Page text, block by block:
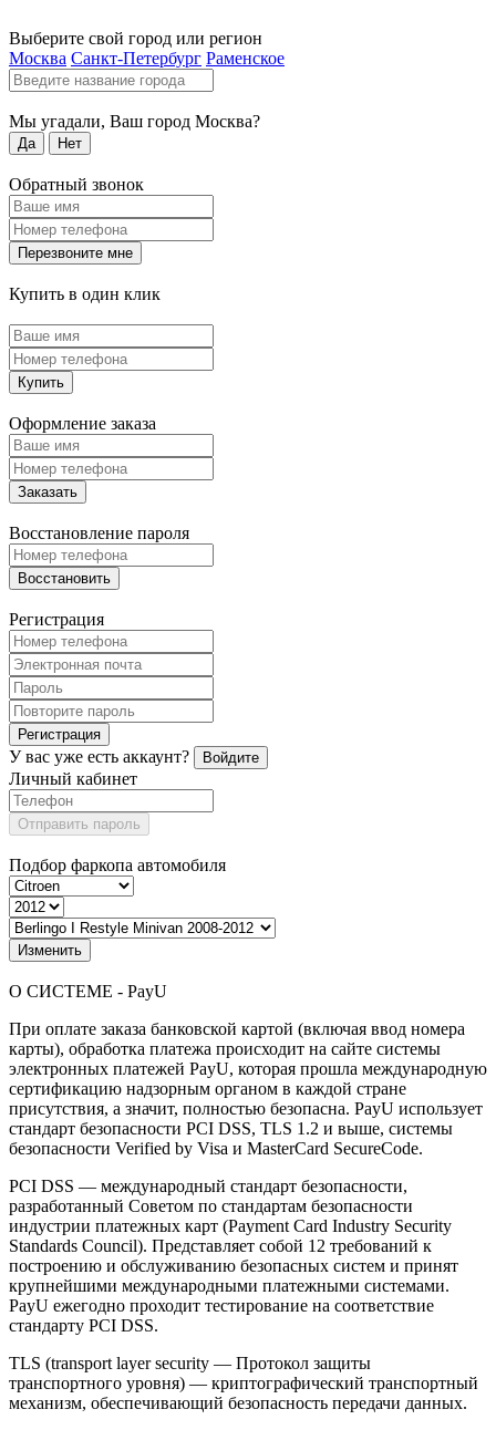
Выберите свой город или регион
Москва Санкт-Петербург Раменское
Мы угадали, Ваш город Москва?
Да Нет
Обратный звонок
Перезвоните мне
Купить в один клик
Купить
Оформление заказа
Заказать
Восстановление пароля
Восстановить
Регистрация
Регистрация
У вас уже есть аккаунт? Войдите
Личный кабинет
Отправить пароль
Подбор фаркопа автомобиля
Изменить
О СИСТЕМЕ - PayU
При оплате заказа банковской картой (включая ввод номера
карты), обработка платежа происходит на сайте системы
электронных платежей PayU, которая прошла международную
сертификацию надзорным органом в каждой стране
присутствия, а значит, полностью безопасна. PayU использует
стандарт безопасности PCI DSS, TLS 1.2 и выше, системы
безопасности Verified by Visa и MasterCard SecureCode.
PCI DSS — международный стандарт безопасности,
разработанный Советом по стандартам безопасности
индустрии платежных карт (Payment Card Industry Security
Standards Council). Представляет собой 12 требований к
построению и обслуживанию безопасных систем и принят
крупнейшими международными платежными системами.
PayU ежегодно проходит тестирование на соответствие
стандарту PCI DSS.
TLS (transport layer security — Протокол защиты
транспортного уровня) — криптографический транспортный
механизм, обеспечивающий безопасность передачи данных.